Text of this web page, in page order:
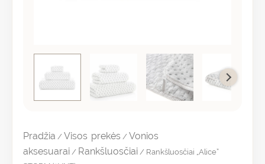
Pradžia /Visos prekės /Vonios
aksesuarai / Rankšluosčiai / Rankšluosčiai „Alice”